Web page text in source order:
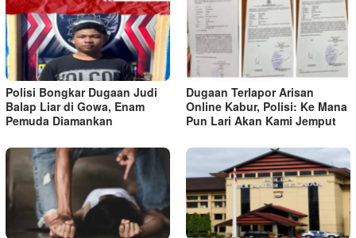
Polisi Bongkar Dugaan Judi
Balap Liar di Gowa, Enam
Pemuda Diamankan
Dugaan Terlapor Arisan
Online Kabur, Polisi: Ke Mana
Pun Lari Akan Kami Jemput